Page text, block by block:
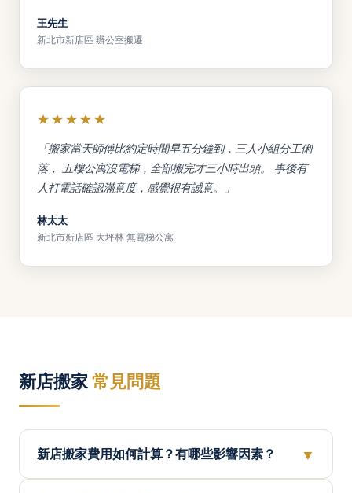
王先生
新北市新店區 辦公室搬遷
★★★★★
「搬家當天師傅比約定時間早五分鐘到，三人小組分工俐
落， 五樓公寓沒電梯，全部搬完才三小時出頭。 事後有
人打電話確認滿意度，感覺很有誠意。」
林太太
新北市新店區 大坪林 無電梯公寓
新店搬家常見問題
新店搬家費用如何計算？有哪些影響因素？ ▼